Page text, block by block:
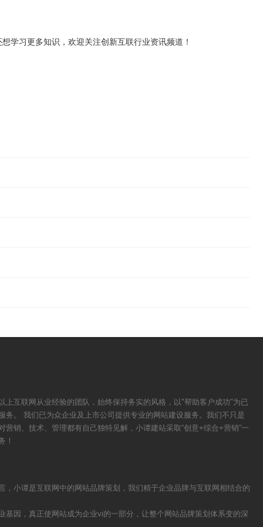
学习更多知识，欢迎关注创新互联行业资讯频道！
上互联网从业经验的团队，始终保持务实的风格，以"帮助客户成功"为已
务。 我们已为众企业及上市公司提供专业的网站建设服务。我们不只是
营销、技术、管理都有自己独特见解，小谭建站采取“创意+综合+营销”一
！
，小谭是互联网中的网站品牌策划，我们精于企业品牌与互联网相结合的
基因，真正使网站成为企业vi的一部分，让整个网站品牌策划体系变的深